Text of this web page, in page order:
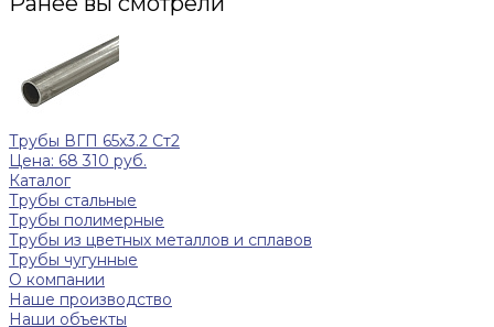
Трубы ВГП 65x3.2 Ст2
Цена: 68 310 руб.
Каталог
Трубы стальные
Трубы полимерные
Трубы из цветных металлов и сплавов
Трубы чугунные
О компании
Наше производство
Наши объекты